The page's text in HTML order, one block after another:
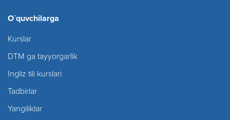
O`quvchilarga
Kurslar
DTM ga tayyorgarlik
Ingliz tili kurslari
Tadbirlar
Yangiliklar